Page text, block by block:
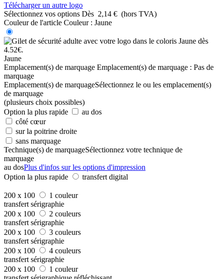
Télécharger un autre logo
Sélectionnez vos options Dès 2,14 € (hors TVA)
Couleur de l'article Couleur : Jaune
Jaune
Emplacement(s) de marquage Emplacement(s) de marquage : Pas de
marquage
Emplacement(s) de marquageSélectionnez le ou les emplacement(s)
de marquage
(plusieurs choix possibles)
Option la plus rapide
au dos
côté cœur
sur la poitrine droite
sans marquage
Technique(s) de marquageSélectionnez votre technique de
marquage
au dosPlus d'infos sur les options d'impression
Option la plus rapide
transfert digital
200 x 100
1 couleur
transfert sérigraphie
200 x 100
2 couleurs
transfert sérigraphie
200 x 100
3 couleurs
transfert sérigraphie
200 x 100
4 couleurs
transfert sérigraphie
200 x 100
1 couleur